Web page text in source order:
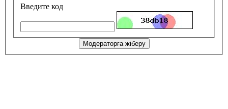
Введите код
Модераторға жіберу